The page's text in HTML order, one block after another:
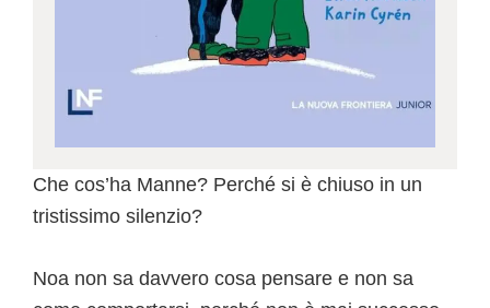
Che cos’ha Manne? Perché si è chiuso in un
tristissimo silenzio?
Noa non sa davvero cosa pensare e non sa